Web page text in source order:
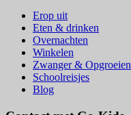
Erop uit
Eten & drinken
Overnachten
Winkelen
Zwanger & Opgroeien
Schoolreisjes
Blog